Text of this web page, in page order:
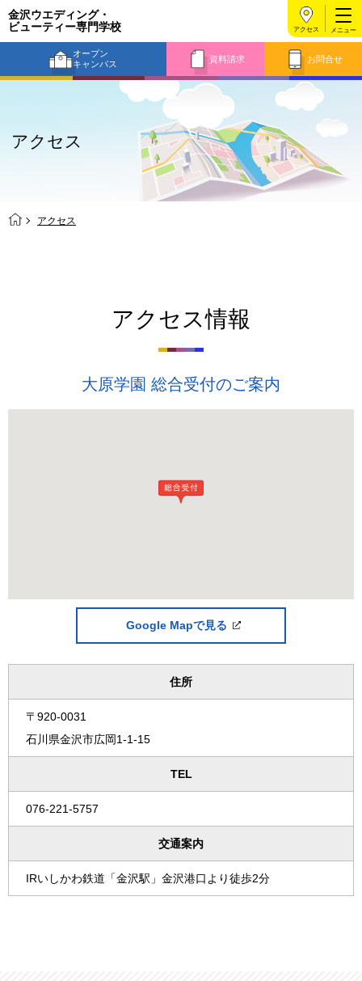
金沢ウエディング・
ビューティー専門学校
オープン
キャンパス
資料請求 お問合せ
アクセス
アクセス
アクセス
アクセス情報
大原学園 総合受付のご案内
Google Mapで見る
住所
〒920-0031
石川県金沢市広岡1-1-15
TEL
076-221-5757
交通案内
IRいしかわ鉄道「金沢駅」金沢港口 より徒歩2分